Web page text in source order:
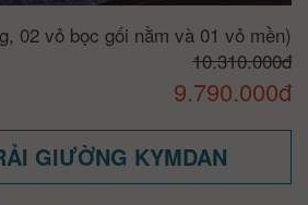
02 vỏ bọc gối nằm và 01 vỏ mền)
10.310.000đ
9.790.000đ
GIƯỜNG KYMDAN